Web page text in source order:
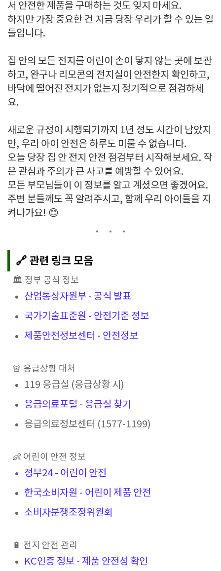
서 안전한 제품을 구매하는 것도 잊지 마세요.
하지만 가장 중요한 건 지금 당장 우리가 할 수 있는 일
들입니다.
집 안의 모든 전지를 어린이 손이 닿지 않는 곳에 보관
하고, 완구나 리모콘의 전지실이 안전한지 확인하고,
바닥에 떨어진 전지가 없는지 정기적으로 점검하세
요.
새로운 규정이 시행되기까지 1년 정도 시간이 남았지
만, 우리 아이 안전은 하루도 미룰 수 없습니다.
오늘 당장 집 안 전지 안전 점검부터 시작해보세요. 작
은 관심과 주의가 큰 사고를 예방할 수 있어요.
모든 부모님들이 이 정보를 알고 계셨으면 좋겠어요.
주변 분들께도 꼭 알려주시고, 함께 우리 아이들을 지
켜나가요! 😊
🔗 관련 링크 모음
🏛️ 정부 공식 정보
산업통상자원부 - 공식 발표
국가기술표준원 - 안전기준 정보
제품안전정보센터 - 안전정보
🚨 응급상황 대처
119 응급실 (응급상황 시)
응급의료포털 - 응급실 찾기
응급의료정보센터 (1577-1199)
👶 어린이 안전 정보
정부24 - 어린이 안전
한국소비자원 - 어린이 제품 안전
소비자분쟁조정위원회
🔋 전지 안전 관리
KC인증 정보 - 제품 안전성 확인